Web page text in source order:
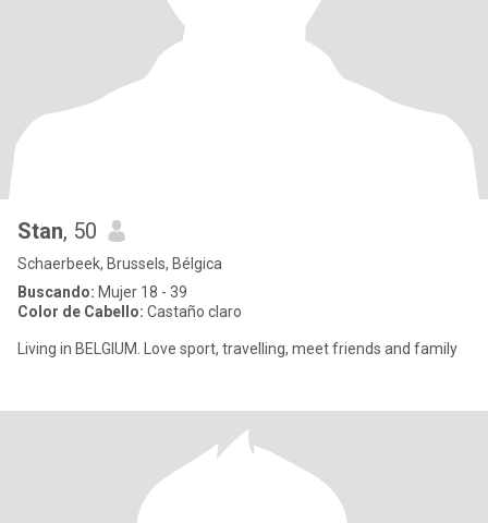
Stan, 50
Schaerbeek, Brussels, Bélgica
Buscando: Mujer 18 - 39
Color de Cabello: Castaño claro
Living in BELGIUM. Love sport, travelling, meet friends and family